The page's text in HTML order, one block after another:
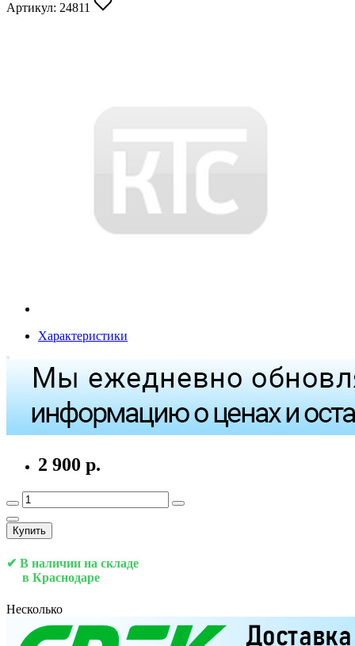
Артикул: 24811
Характеристики
2 900 р.
Купить
✔ В наличии на складе
в Краснодаре
Несколько